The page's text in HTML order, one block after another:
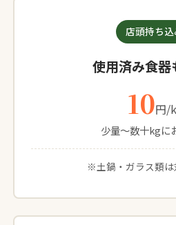
店頭持ち込
使用済み食
10円/
少量〜数十kgに
※土鍋・ガラス類は